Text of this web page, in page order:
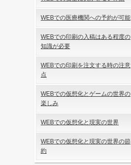
WEBでの医療機関への予約が可能
WEBでの印刷の入稿はある程度の
知識が必要
WEBでの印刷を注文する時の注意
点
WEBでの仮想化とゲームの世界の
楽しみ
WEBでの仮想化と現実の世界
WEBでの仮想化と現実の世界の節
約